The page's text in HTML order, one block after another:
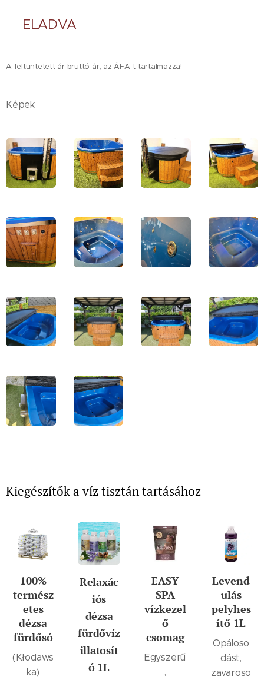
❌ELADVA❌
A feltüntetett ár bruttó ár, az ÁFA-t tartalmazza!
Képek
Kiegészítők a víz tisztán tartásához
100%
termész
etes
dézsa
fürdősó
(Kłodaws
ka)
Relaxác
iós
dézsa
fürdővíz
illatosít
ó 1L
EASY
SPA
vízkezel
ő
csomag
Egyszerű
,
Levend
ulás
pelyhes
ítő 1L
Opáloso
dást,
zavaroso